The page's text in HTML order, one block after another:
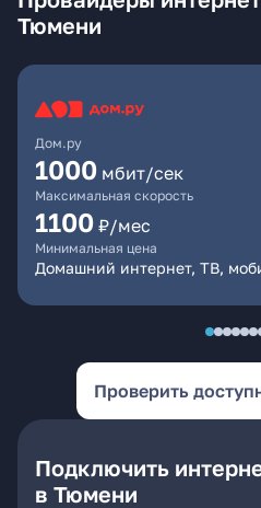
Тюмени
Дом.ру
1000 мбит/сек
Максимальная скорость
1100 ₽/мес
Минимальная цена
Домашний интернет, ТВ,
Проверить
Подключить
в Тюмени